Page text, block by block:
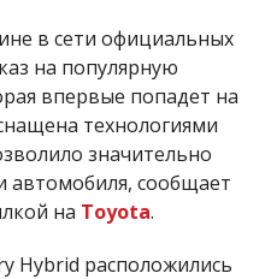
в сети официальных
на популярную
впервые попадет на
технологиями
значительно
автомобиля, сообщает
на Toyota.
Hybrid расположились